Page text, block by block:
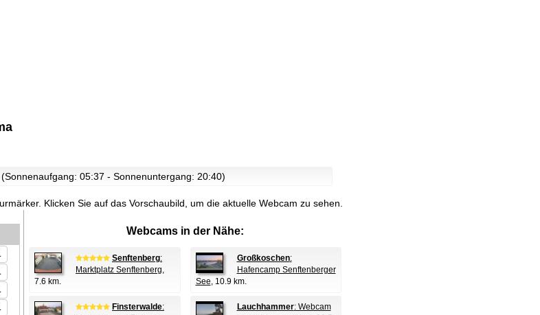
05:37 - Sonnenuntergang: 20:40)
Klicken Sie auf das Vorschaubild, um die aktuelle Webcam zu sehen.
Webcams in der Nähe:
Senftenberg:
Marktplatz Senftenberg,
7.6 km.
Großkoschen:
Hafencamp Senftenberger
See, 10.9 km.
Finsterwalde:
Lauchhammer: Webcam